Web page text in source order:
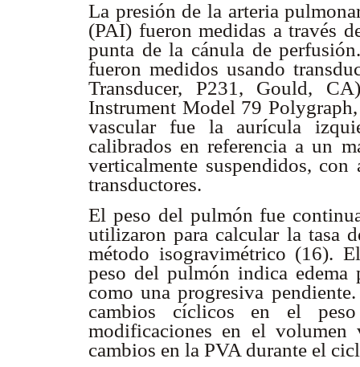
La presión de la arteria
(PAI) fueron medidas a través
punta de la cánula de
fueron medidos usando
Transducer, P231, Gould,
Instrument Model 79
vascular fue la aurícula
calibrados en referencia a un
verticalmente suspendidos,
transductores.
El peso del pulmón fue
utilizaron para calcular la tasa
método isogravimétrico (16).
peso del pulmón indica
como una progresiva
cambios cíclicos en el
modificaciones en el
cambios en la PVA durante el